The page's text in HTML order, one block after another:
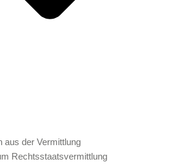
aus der Vermittlung
Rechtsstaatsvermittlung